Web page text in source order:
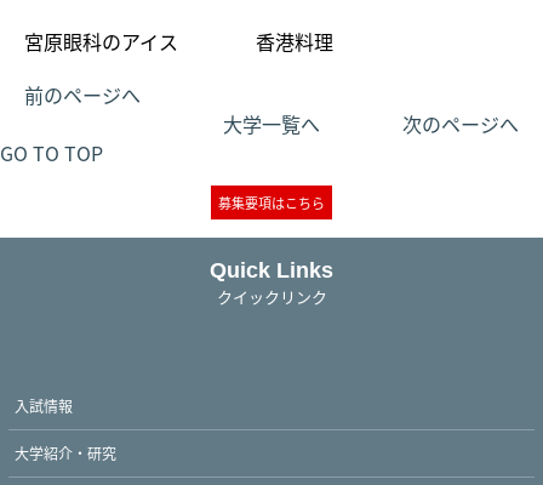
宮原眼科のアイス 香港料理
前のページへ
次のページへ
大学一覧へ
GO TO TOP
募集要項はこちら
Quick Links
クイックリンク
入試情報
大学紹介・研究